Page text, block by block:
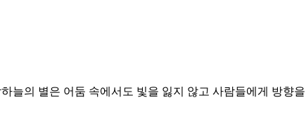
늘의 별은 어둠 속에서도 빛을 잃지 않고 사람들에게 방향